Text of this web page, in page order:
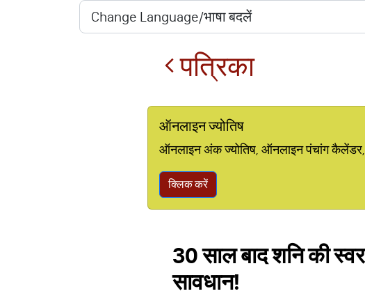
पत्रिका
ऑनलाइन ज्योतिष
ऑनलाइन अंक ज्योतिष, ऑनलाइन पंचांग कैलेंडर,
क्लिक करें
30 साल बाद शनि की
सावधान!